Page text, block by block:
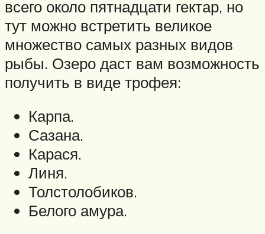
всего около пятнадцати гектар, но
тут можно встретить великое
множество самых разных видов
рыбы. Озеро даст вам возможность
получить в виде трофея:
Карпа.
Сазана.
Карася.
Линя.
Толстолобиков.
Белого амура.